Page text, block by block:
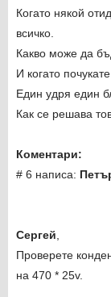
Когато някой
всичко.
Какво може да
И когато
Един удря един
Как се решава
Коментари:
# 6 написа:
Сергей
Проверете
на 470 * 25v.